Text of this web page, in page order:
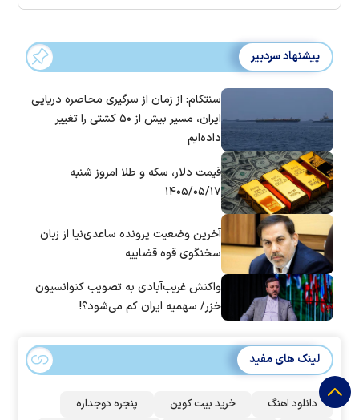
پیشنهاد سردبیر
سنتکام: از زمان از سرگیری محاصره دریایی
ایران، مسیر بیش از ۵۰ کشتی را تغییر
داده‌ایم
قیمت دلار، سکه و طلا امروز شنبه
۱۴۰۵/۰۵/۱۷
آخرین وضعیت پرونده ساعدی‌نیا از زبان
سخنگوی قوه قضاییه
واکنش غریب‌آبادی به تصویب کنوانسیون
خزر/ سهمیه ایران کم می‌شود؟!
لینک های مفید
دانلود اهنگ خرید بیت کوین پنجره دوجداره